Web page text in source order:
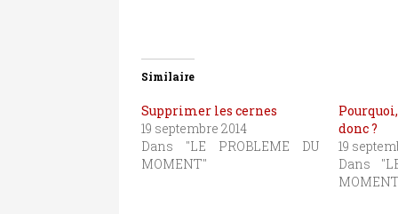
Similaire
Supprimer les cernes
19 septembre 2014
Dans "LE PROBLEME DU
MOMENT"
donc ?
19
Dans